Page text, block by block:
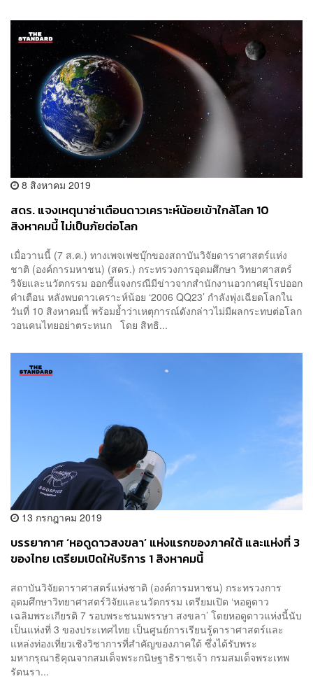
8 สิงหาคม 2019
สดร. แจงเหตุนาซ่าเตือนดาวเคราะห์น้อยเข้าใกล้โลก 10
สิงหาคมนี้ ไม่เป็นภัยต่อโลก
เมื่อวานนี้ (7 ส.ค.) ทางเพจเฟซบุ๊กของสถาบันวิจัยดาราศาสตร์แห่ง
ชาติ (องค์การมหาชน) (สดร.) กระทรวงการอุดมศึกษา วิทยาศาสตร์
วิจัยและนวัตกรรม ออกชี้แจงกรณีมีข่าวจากสำนักงานอวกาศยุโรปออก
คำเตือน หลังพบดาวเคราะห์น้อย ‘2006 QQ23’ กำลังพุ่งเฉียดโลกใน
วันที่ 10 สิงหาคมนี้ พร้อมย้ำว่าเหตุการณ์ดังกล่าวไม่มีผลกระทบต่อโลก
วอนคนไทยอย่าตระหนก โดย สิทธิ...
13 กรกฎาคม 2019
บรรยากาศ ‘หอดูดาวสงขลา’ แห่งแรกของภาคใต้ และแห่งที่ 3
ของไทย เตรียมเปิดให้บริการ 1 สิงหาคมนี้
สถาบันวิจัยดาราศาสตร์แห่งชาติ (องค์การมหาชน) กระทรวงการ
อุดมศึกษาวิทยาศาสตร์วิจัยและนวัตกรรม เตรียมเปิด ‘หอดูดาว
เฉลิมพระเกียรติ 7 รอบพระชนมพรรษา สงขลา’ โดยหอดูดาวแห่งนี้นับ
เป็นแห่งที่ 3 ของประเทศไทย เป็นศูนย์การเรียนรู้ดาราศาสตร์และ
แหล่งท่องเที่ยวเชิงวิชาการที่สำคัญของภาคใต้ ซึ่งได้รับพระ
มหากรุณาธิคุณจากสมเด็จพระกนิษฐาธิราชเจ้า กรมสมเด็จพระเทพ
รัตนรา...